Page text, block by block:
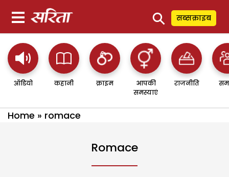
⚲ सब्सक्राइब
ऑडियो कहानी क्राइम
आपकी
समस्याएं
राजनीति
Home » romace
Romace